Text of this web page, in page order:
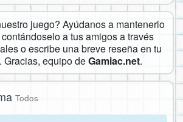
juego? Ayúdanos a mantenerlo
a tus amigos a través
o escribe una breve reseña en tu
Gracias, equipo deGamiac.net.
Todos